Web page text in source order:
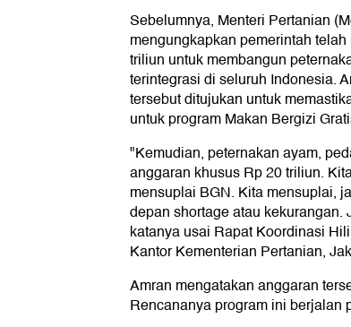
Sebelumnya, Menteri Pertanian
mengungkapkan pemerintah
triliun untuk membangun
terintegrasi di seluruh Indonesia.
tersebut ditujukan untuk
untuk program Makan Bergizi
"Kemudian, peternakan ayam,
anggaran khusus Rp 20 triliun.
mensuplai BGN. Kita mensuplai,
depan shortage atau
katanya usai Rapat Koordinasi
Kantor Kementerian Pertanian,
Amran mengatakan anggaran
Rencananya program ini berjalan